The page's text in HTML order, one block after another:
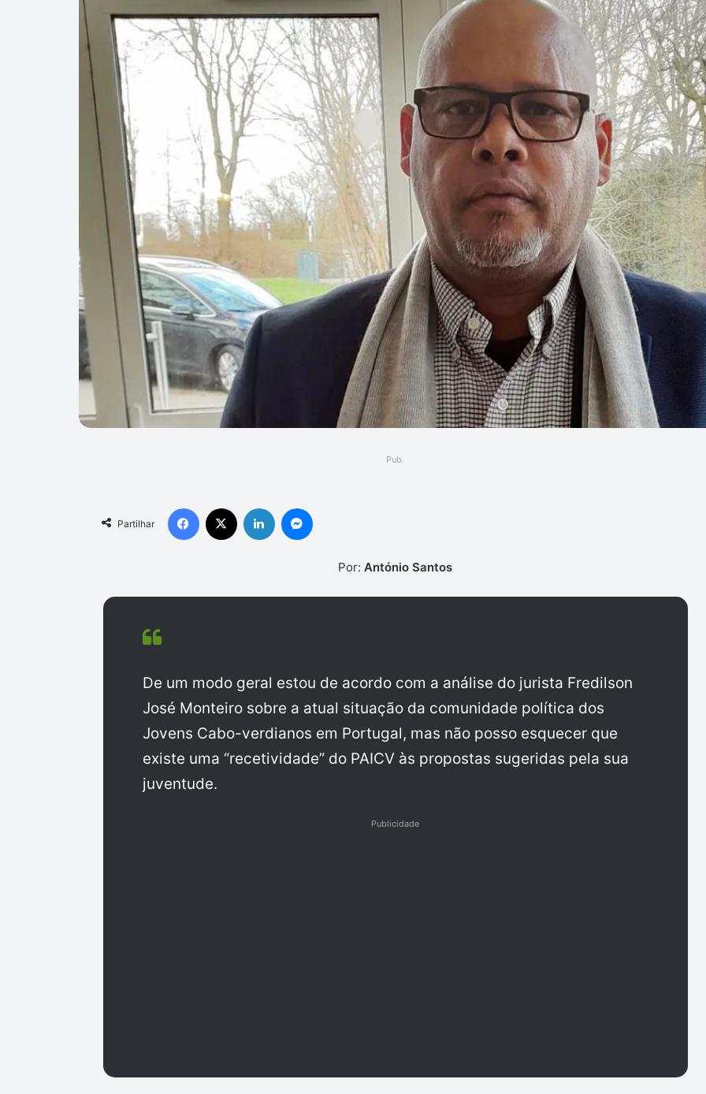
Pub.
Partilhar
Facebook Linkedin
Por:António Santos
De um modo geral estou de acordo com a análise do jurista Fredilson
José Monteiro sobre a atual situação da comunidade política dos
Jovens Cabo-verdianos em Portugal, mas não posso esquecer que
existe uma “recetividade” do PAICV às propostas sugeridas pela sua
juventude.
Publicidade